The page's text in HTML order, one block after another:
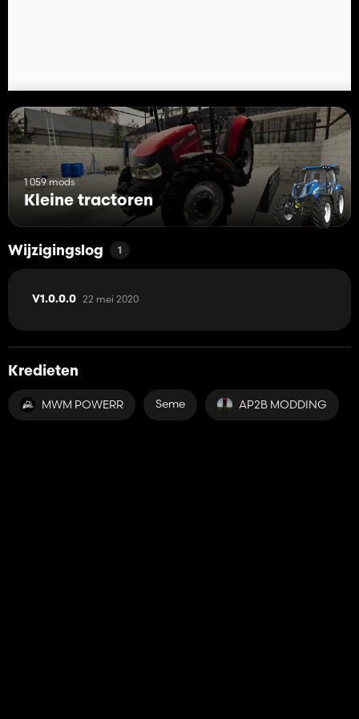
1 059 mods
Kleine tractoren
Wijzigingslog 1
V1.0.0.0 22 mei 2020
Kredieten
MWM POWERR Seme AP2B MODDING